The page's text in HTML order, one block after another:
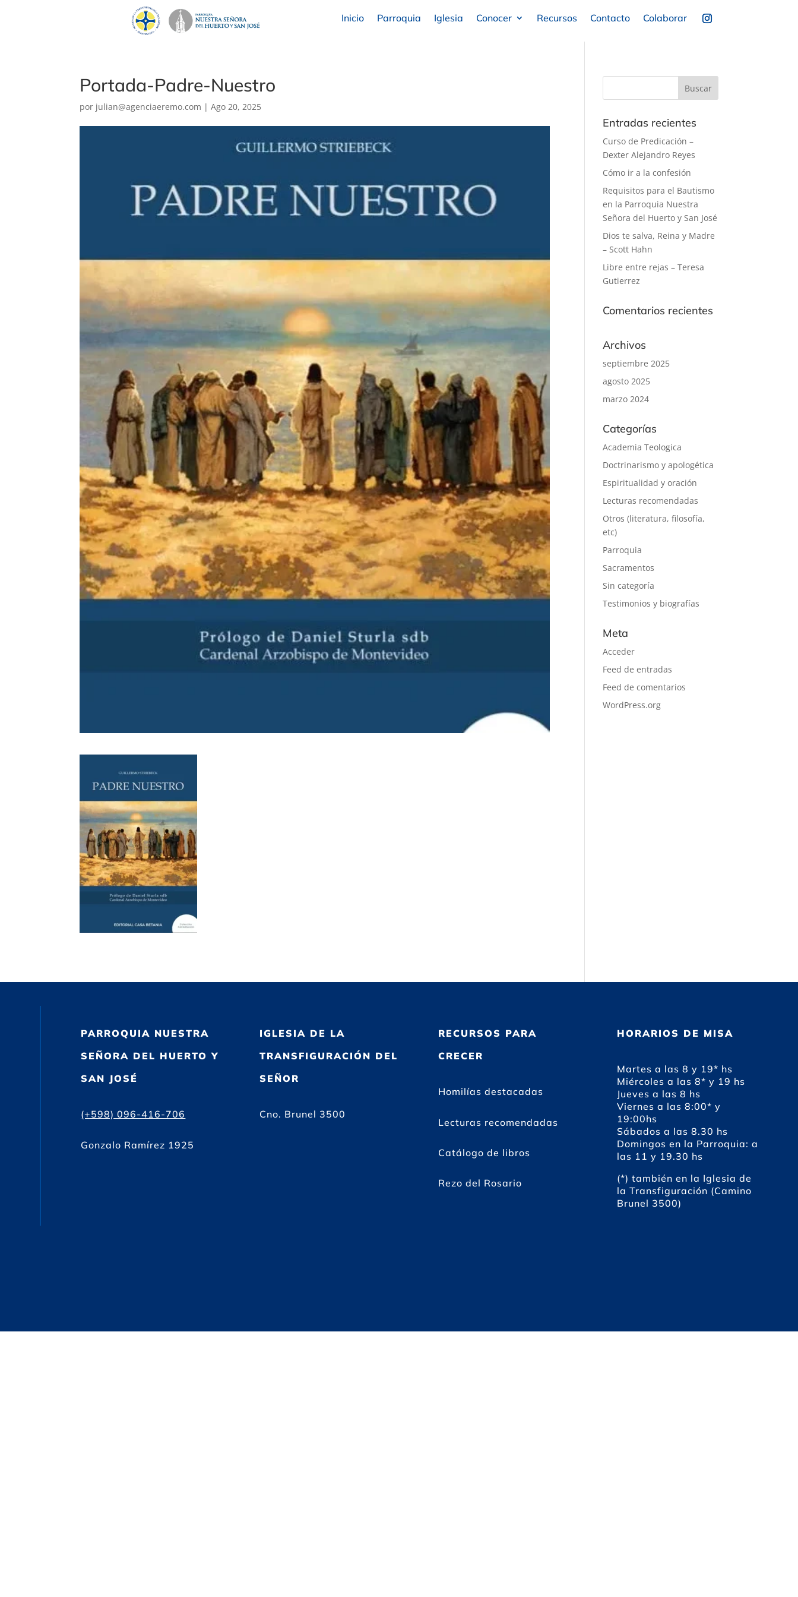
Inicio Parroquia Iglesia Conocer Recursos Contacto Colaborar
Portada-Padre-Nuestro
por julian@agenciaeremo.com |Ago 20, 2025
Entradas recientes
Curso de Predicación –
Dexter Alejandro Reyes
Cómo ir a la confesión
Requisitos para el Bautismo
en la Parroquia Nuestra
Señora del Huerto y San José
Dios te salva, Reina y Madre
– Scott Hahn
Libre entre rejas – Teresa
Gutierrez
Comentarios recientes
Archivos
septiembre 2025
agosto 2025
marzo 2024
Categorías
Academia Teologica
Doctrinarismo y apologética
Espiritualidad y oración
Lecturas recomendadas
Otros (literatura, filosofía,
etc)
Parroquia
Sacramentos
Sin categoría
Testimonios y biografías
Meta
Acceder
Feed de entradas
Feed de comentarios
WordPress.org
PARROQUIA NUESTRA
SEÑORA DEL HUERTO Y
SAN JOSÉ
(+598) 096-416-706
Gonzalo Ramírez 1925
IGLESIA DE LA
TRANSFIGURACIÓN DEL
SEÑOR
Cno. Brunel 3500
RECURSOS PARA
CRECER
Homilías destacadas
Lecturas recomendadas
Catálogo de libros
Rezo del Rosario
HORARIOS DE MISA
Martes a las 8 y 19* hs
Miércoles a las 8* y 19 hs
Jueves a las 8 hs
Viernes a las 8:00* y
19:00hs
Sábados a las 8.30 hs
Domingos en la Parroquia: a
las 11 y 19.30 hs
(*) también en la Iglesia de
la Transfiguración (Camino
Brunel 3500)